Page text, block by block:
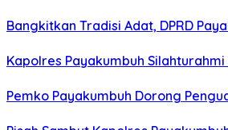
Bangkitkan Tradisi Adat, DPRD
Kapolres Payakumbuh
Pemko Payakumbuh Dorong